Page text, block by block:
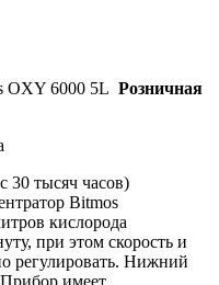
OXY 6000 5L Розничная
30 тысяч часов)
Bitmos
кислорода
при этом скорость и
регулировать. Нижний
имеет